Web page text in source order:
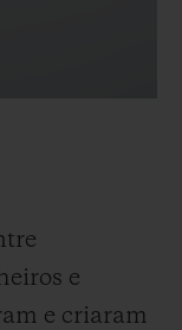
e
e criaram